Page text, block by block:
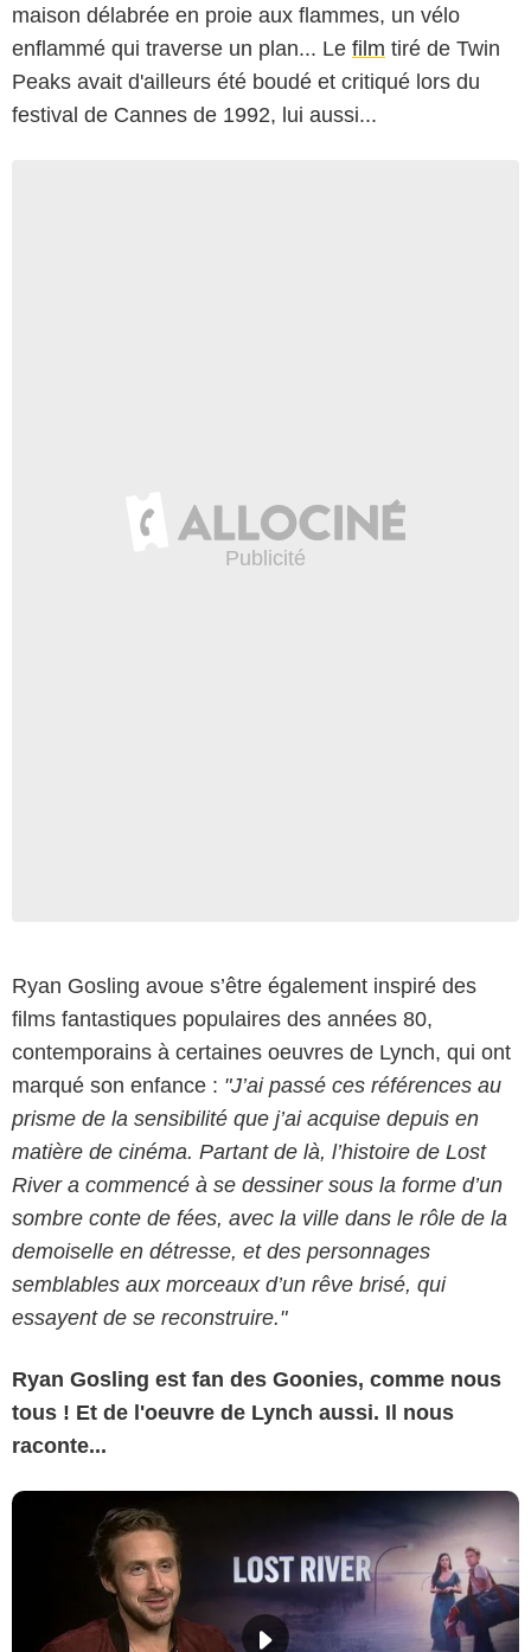
maison délabrée en proie aux flammes, un vélo
enflammé qui traverse un plan... Le film tiré de Twin
Peaks avait d'ailleurs été boudé et critiqué lors du
festival de Cannes de 1992, lui aussi...
Ryan Gosling avoue s’être également inspiré des
films fantastiques populaires des années 80,
contemporains à certaines oeuvres de Lynch, qui ont
marqué son enfance : "J’ai passé ces références au
prisme de la sensibilité que j’ai acquise depuis en
matière de cinéma. Partant de là, l’histoire de Lost
River a commencé à se dessiner sous la forme d’un
sombre conte de fées, avec la ville dans le rôle de la
demoiselle en détresse, et des personnages
semblables aux morceaux d’un rêve brisé, qui
essayent de se reconstruire."
Ryan Gosling est fan des Goonies, comme nous
tous ! Et de l'oeuvre de Lynch aussi. Il nous
raconte...